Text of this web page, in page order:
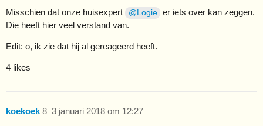
Misschien dat onze huisexpert @Logie er iets over kan zeggen.
Die heeft hier veel verstand van.
Edit: o, ik zie dat hij al gereageerd heeft.
4 likes
koekoek 3 januari 2018 om 12:27
8